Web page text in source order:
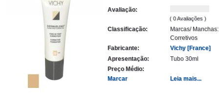
Avaliação:
( 0 Avaliações )
Classificação:
Marcas/ Manchas:
Corretivos
Fabricante:
Vichy [France]
Apresentação:
Tubo 30ml
Preço Médio:
Marcar
Leia mais...